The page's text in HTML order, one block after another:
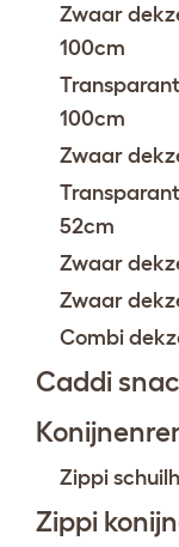
Zwaar
100cm
100cm
Zwaar
52cm
Zwaar
Zwaar
Combi
Caddi
Zippi
Zippi